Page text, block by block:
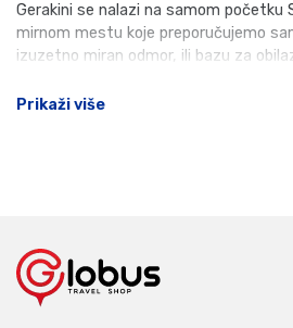
Gerakini se nalazi na samom početku
mirnom mestu koje preporučujemo
izuzetno miran odmor, ili bazu za
Prikaži više